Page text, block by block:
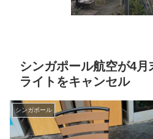
シンガポール航空が4
ライトをキャンセル
シンガポール